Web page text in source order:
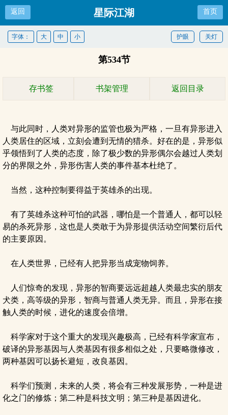
返回 星际江湖 首页
关灯
护眼
字体： 大 中 小
第534节
存书签 书架管理 返回目录
与此同时，人类对异形的监管也极为严格，一旦有异形进入
人类居住的区域，立刻会遭到无情的猎杀。好在的是，异形似
乎领悟到了人类的态度，除了极少数的异形偶尔会越过人类划
分的界限之外，异形伤害人类的事件基本杜绝了。
当然，这种控制要得益于英雄杀的出现。
有了英雄杀这种可怕的武器，哪怕是一个普通人，都可以轻
易的杀死异形，这也是人类敢于为异形提供活动空间繁衍后代
的主要原因。
在人类世界，已经有人把异形当成宠物饲养。
人们惊奇的发现，异形的智商要远远超越人类最忠实的朋友
犬类，高等级的异形，智商与普通人类无异。而且，异形在接
触人类的时候，进化的速度会倍增。
科学家对于这个重大的发现兴趣极高，已经有科学家宣布，
破译的异形基因与人类基因有很多相似之处，只要略微修改，
两种基因可以扬长避短，改良基因。
科学们预测，未来的人类，将会有三种发展形势，一种是进
化之门的修炼；第二种是科技文明；第三种是基因进化。